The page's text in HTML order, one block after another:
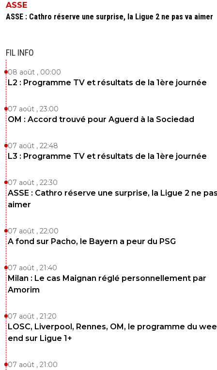
ASSE
ASSE : Cathro réserve une surprise, la Ligue 2 ne pas va aimer
FIL INFO
08 août , 00:00
L2 : Programme TV et résultats de la 1ère journée
07 août , 23:00
OM : Accord trouvé pour Aguerd à la Sociedad
07 août , 22:48
L3 : Programme TV et résultats de la 1ère journée
07 août , 22:30
ASSE : Cathro réserve une surprise, la Ligue 2 ne
aimer
07 août , 22:00
A fond sur Pacho, le Bayern a peur du PSG
07 août , 21:40
Milan : Le cas Maignan réglé personnellement par
Amorim
07 août , 21:20
LOSC, Liverpool, Rennes, OM, le programme du
end sur Ligue 1+
07 août , 21:00